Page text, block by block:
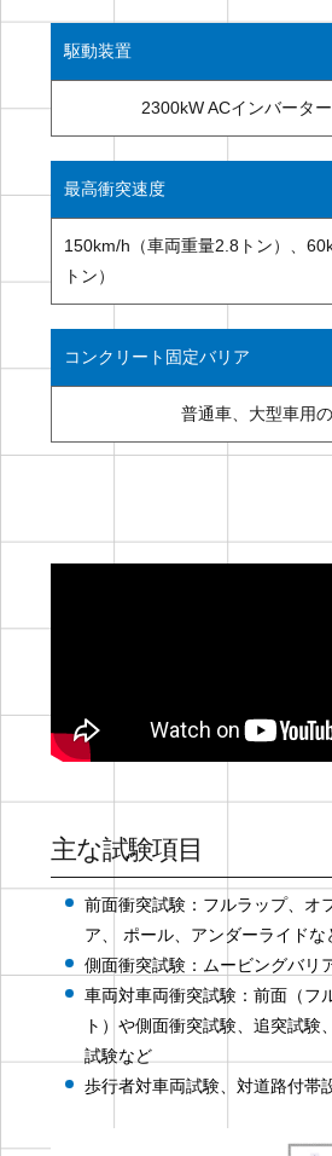
駆動装置
2300kW ACインバータ
最高衝突速度
150km/h（車両重量2.8トン）、
トン）
コンクリート固定バリア
普通車、大型車用
主な試験項目
前面衝突試験：フルラップ、オ
ア、 ポール、アンダーライドな
側面衝突試験：ムービングバリ
車両対車両衝突試験：前面（フ
ト）や側面衝突試験、追突試験
試験など
歩行者対車両試験、対道路付帯